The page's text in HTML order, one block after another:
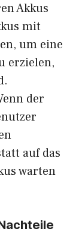
Akkus
mit
um eine
erzielen,
der
auf das
warten